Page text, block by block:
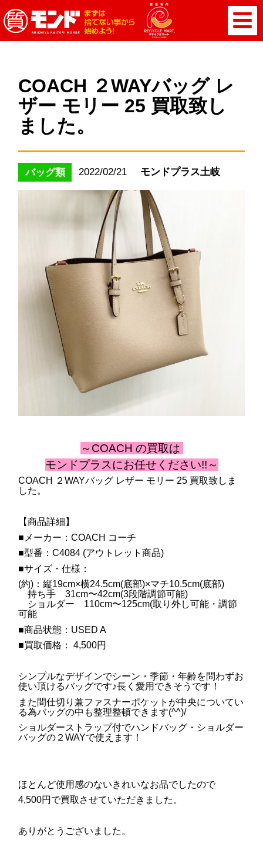
COACH ２WAYバッグ レ
ザー モリー 25 買取致し
ました。
バッグ類 2022/02/21 モンドプラス土岐
～COACH の買取は
モンドプラスにお任せください!!～
COACH ２WAYバッグ レザー モリー 25 買取致しま
した。
【商品詳細】
■メーカー：COACH コーチ
■型番：C4084 (アウトレット商品)
■サイズ・仕様：
(約)：縦19cm×横24.5cm(底部)×マチ10.5cm(底部)
持ち手 31cm〜42cm(3段階調節可能)
ショルダー 110cm〜125cm(取り外し可能・調節
可能
■商品状態：USED A
■買取価格： 4,500円
シンプルなデザインでシーン・季節・年齢を問わずお
使い頂けるバッグです♪長く愛用できそうです！
また間仕切り兼ファスナーポケットが中央についてい
る為バッグの中も整理整頓できます(^^)/
ショルダーストラップ付でハンドバッグ・ショルダー
バッグの２WAYで使えます！
ほとんど使用感のないきれいなお品でしたので
4,500円で買取させていただきました。
ありがとうございました。